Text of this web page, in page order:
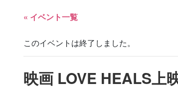
« イベント一覧
このイベントは終了しました。
映画 LOVE HEALS上